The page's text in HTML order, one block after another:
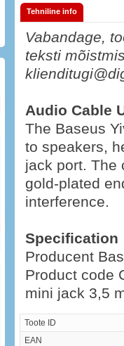
Tehniline info
Vabandage,
teksti
Audio Cable
The Baseus
to speakers,
jack port. The
gold-plated
interference.
Specification
Producent
Product code
mini jack 3,5
Toote ID
EAN